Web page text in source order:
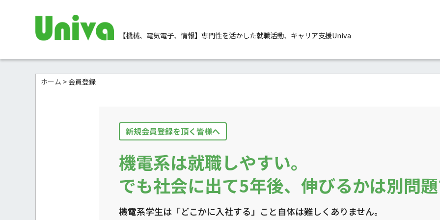
【機械、電気電子、情報】 専門性を活かした就職活動、キャリア支援Univa
ホーム > 会員登録
新規会員登録を頂く皆様へ
機電系は就職しやすい。
でも社会に出て5年後、 伸びるかは別問
機電系学生は「どこかに入社する」こと自体は難しくありません。